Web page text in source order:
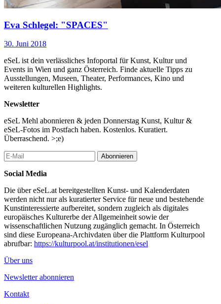
Eva Schlegel: "SPACES"
30. Juni 2018
eSeL ist dein verlässliches Infoportal für Kunst, Kultur und
Events in Wien und ganz Österreich. Finde aktuelle Tipps zu
Ausstellungen, Museen, Theater, Performances, Kino und
weiteren kulturellen Highlights.
Newsletter
eSeL Mehl abonnieren & jeden Donnerstag Kunst, Kultur &
eSeL-Fotos im Postfach haben. Kostenlos. Kuratiert.
Überraschend. >;e)
Abonnieren
Social Media
Die über eSeL.at bereitgestellten Kunst- und Kalenderdaten
werden nicht nur als kuratierter Service für neue und bestehende
Kunstinteressierte aufbereitet, sondern zugleich als digitales
europäisches Kulturerbe der Allgemeinheit sowie der
wissenschaftlichen Nutzung zugänglich gemacht. In Österreich
sind diese Europeana-Archivdaten über die Plattform Kulturpool
abrufbar: https://kulturpool.at/institutionen/esel
Über uns
Newsletter abonnieren
Kontakt